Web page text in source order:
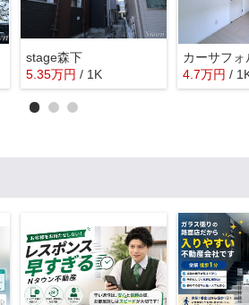
stage森下
5.35万円 / 1K
カーサフォ
4.7万円 /